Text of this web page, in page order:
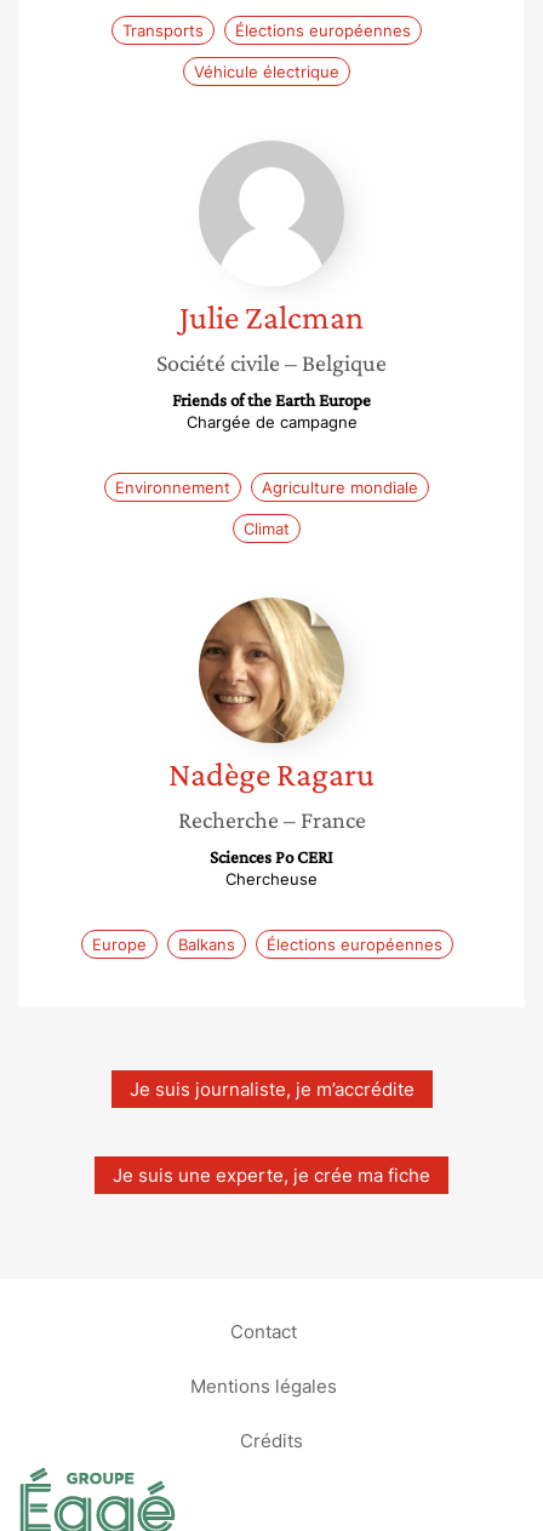
Transports Élections européennes
Véhicule électrique
Julie
Zalcman
JulieZalcman
Société civile – Belgique
Friends of the Earth Europe
Chargée de campagne
Environnement Agriculture mondiale
Climat
Nadège
Ragaru
NadègeRagaru
Recherche – France
Sciences Po CERI
Chercheuse
Europe Balkans Élections européennes
Je suis journaliste, je m’accrédite
Je suis une experte, je crée ma fiche
Contact
Mentions légales
Crédits